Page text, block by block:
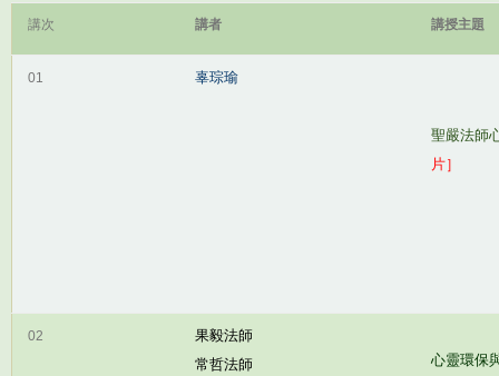
講次 講者 講授主題
01 辜琮瑜
聖嚴法師
片］
02
果毅法師
常哲法師
心靈環保